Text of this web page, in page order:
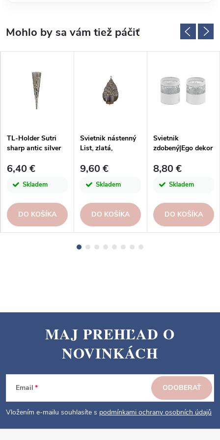
TL-Holder Sutri
sharp antic silver
6,40 €
Skladem
DO KOŠÍKA
Svietnik nástenný
List, zlatá,
ks|Ego dekor
9,60 €
Skladem
DO KOŠÍKA
Svietnik
zdobený|Ego dekor
8,80 €
Skladem
DO KOŠÍKA
p
e
MAJ PREHĽAD O
NOVINKÁCH
Email
Vložením e-mailu souhlasíte s podmínkami ochrany osobních údajů
ODOBERAŤ